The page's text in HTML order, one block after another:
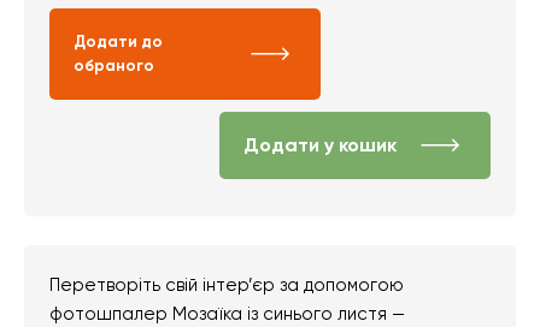
Додати до
обраного
Додати у кошик
Перетворіть свій інтер’єр за допомогою
фотошпалер Мозаїка із синього листя —